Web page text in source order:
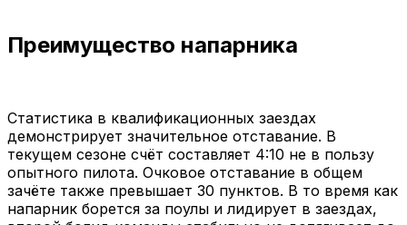
Преимущество напарника
Статистика в квалификационных заездах
демонстрирует значительное отставание. В
текущем сезоне счёт составляет 4:10 не в пользу
опытного пилота. Очковое отставание в общем
зачёте также превышает 30 пунктов. В то время как
напарник борется за поулы и лидирует в заездах,